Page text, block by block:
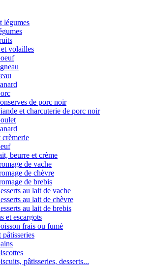
légumes
volailles
de porc noir
et charcuterie de porc noir
beurre et crème
de vache
de chèvre
de brebis
au lait de vache
au lait de chèvre
au lait de brebis
et escargots
frais ou fumé
pâtisseries
pâtisseries, desserts...